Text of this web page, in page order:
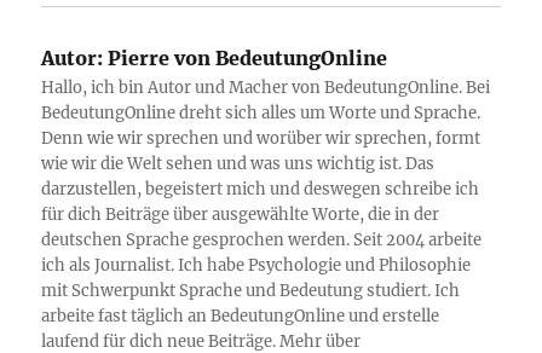
Autor: Pierre von BedeutungOnline
Hallo, ich bin Autor und Macher von BedeutungOnline. Bei
BedeutungOnline dreht sich alles um Worte und Sprache.
Denn wie wir sprechen und worüber wir sprechen, formt
wie wir die Welt sehen und was uns wichtig ist. Das
darzustellen, begeistert mich und deswegen schreibe ich
für dich Beiträge über ausgewählte Worte, die in der
deutschen Sprache gesprochen werden. Seit 2004 arbeite
ich als Journalist. Ich habe Psychologie und Philosophie
mit Schwerpunkt Sprache und Bedeutung studiert. Ich
arbeite fast täglich an BedeutungOnline und erstelle
laufend für dich neue Beiträge. Mehr über